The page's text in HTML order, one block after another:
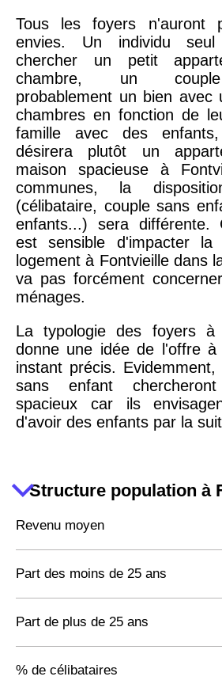
Tous les foyers n'auront
envies. Un individu
chercher un petit
chambre, un
probablement un bien avec
chambres en fonction de
famille avec des
désirera plutôt un
maison spacieuse à
communes, la
(célibataire, couple sans
enfants...) sera différente.
est sensible d'impacter
logement à Fontvieille dans
va pas forcément
ménages.
La typologie des foyers à
donne une idée de l'offre à
instant précis. Evidemment,
sans enfant
spacieux car ils
d'avoir des enfants par la
Structure population à
Revenu moyen
Part des moins de 25 ans
Part de plus de 25 ans
% de célibataires